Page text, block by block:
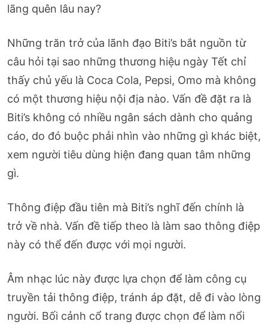
lãng quên lâu nay?
Những trăn trở của lãnh đạo Biti’s bắt nguồn từ
câu hỏi tại sao những thương hiệu ngày Tết chỉ
thấy chủ yếu là Coca Cola, Pepsi, Omo mà không
có một thương hiệu nội địa nào. Vấn đề đặt ra là
Biti’s không có nhiều ngân sách dành cho quảng
cáo, do đó buộc phải nhìn vào những gì khác biệt,
xem người tiêu dùng hiện đang quan tâm những
gì.
Thông điệp đầu tiên mà Biti’s nghĩ đến chính là
trở về nhà. Vấn đề tiếp theo là làm sao thông điệp
này có thể đến được với mọi người.
Âm nhạc lúc này được lựa chọn để làm công cụ
truyền tải thông điệp, tránh áp đặt, dễ đi vào lòng
người. Bối cảnh cổ trang được chọn để làm nổi